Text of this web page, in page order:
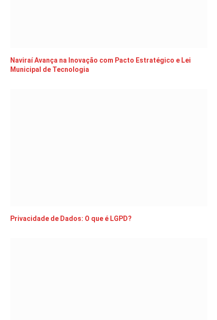
Naviraí Avança na Inovação com Pacto Estratégico e Lei
Municipal de Tecnologia
Privacidade de Dados: O que é LGPD?